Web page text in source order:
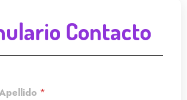
Contacto
*